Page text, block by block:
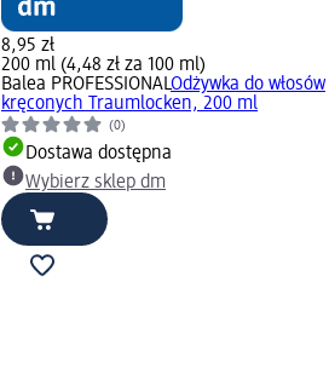
8,95 zł
200 ml (4,48 zł za 100 ml)
Balea PROFESSIONALOdżywka do włosów
kręconych Traumlocken, 200 ml
(0)
Dostawa dostępna
Wybierz sklep dm